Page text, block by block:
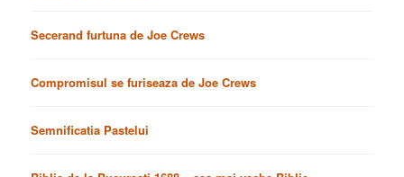
Secerand furtuna de Joe Crews
Compromisul se furiseaza de Joe Crews
Semnificatia Pastelui